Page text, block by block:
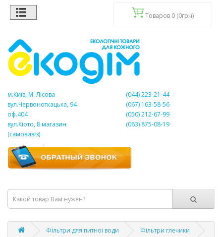
Товаров 0 (0грн)
м.Київ, М. Лісова
вул.Червоноткацька, 94
оф.404
вул.Кіото, 8 магазин
(самовивіз)
(044) 223-21-44
(067) 163-58-56
(050) 212-67-99
(063) 875-08-19
Фільтри для питної води Фільтри глечики